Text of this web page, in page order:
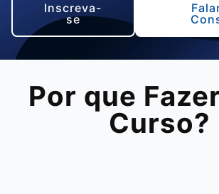
Inscreva-
se
Por que
Curso?